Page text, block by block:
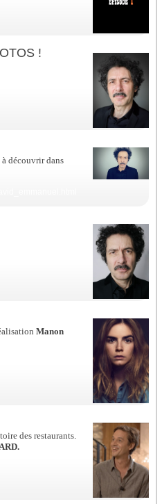
!
découvrir dans
Manon
des restaurants.